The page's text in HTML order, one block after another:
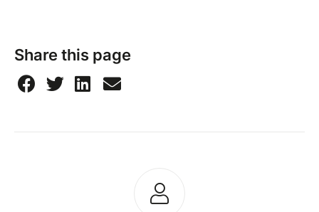
Share this page